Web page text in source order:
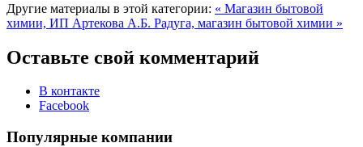
Другие материалы в этой категории: « Магазин бытовой
химии, ИП Артекова А.Б. Радуга, магазин бытовой химии »
Оставьте свой комментарий
В контакте
Facebook
Популярные компании